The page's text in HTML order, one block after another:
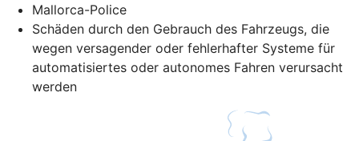
Mallorca-Police
Schäden durch den Gebrauch des Fahrzeugs, die
wegen versagender oder fehlerhafter Systeme für
automatisiertes oder autonomes Fahren verursacht
werden